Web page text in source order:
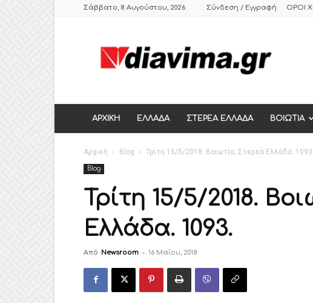
Σάββατο, 8 Αυγούστου, 2026 Σύνδεση / Εγγραφή ΟΡΟΙ
ΕΒΔΟΜΑΔΙΑΙΑ
ΠΟΛΙΤΙΚΗ
ΕΛΛΑΔΑΣ,
ΘΗΒΑ
ΑΡΧΙΚΗ ΕΛΛΑΔΑ ΣΤΕΡΕΑ ΕΛΛΑΔΑ ΒΟΙΩΤΙΑ
Αρχική Blog Τρίτη 15/5/2018. Βοιωτία, Στερεά Ελλάδα. 1093.
Blog
Τρίτη 15/5/2018.
Ελλάδα. 1093.
Από Newsroom - 16 Μαΐου, 2018